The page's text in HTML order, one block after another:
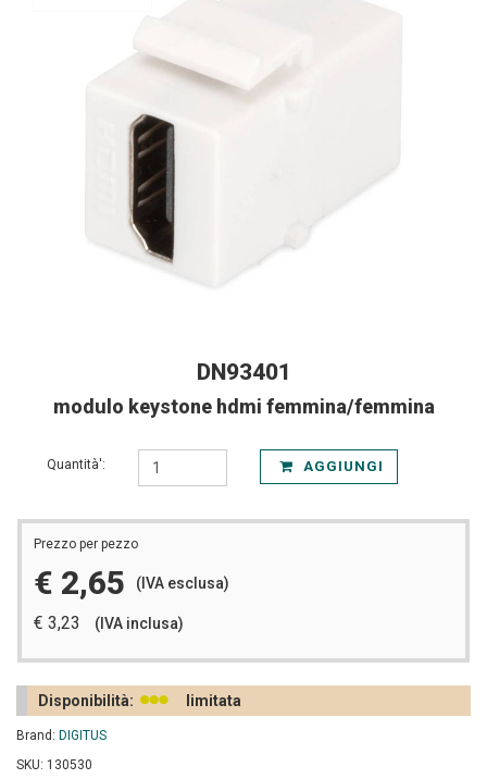
DN93401
modulo keystone hdmi femmina/femmina
Quantità': AGGIUNGI
Prezzo per pezzo
€ 2,65 (IVA esclusa)
€ 3,23 (IVA inclusa)
Disponibilità: limitata
Brand: DIGITUS
SKU: 130530